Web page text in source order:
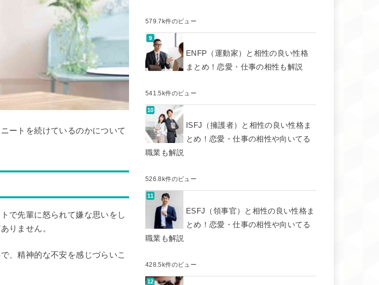
ートを続けているのかについて
で先輩に怒られて嫌な思いをし
りません。
、精神的な不安を感じづらいこ
579.7k件のビュー
ENFP（運動家）と相性の良い性格
まとめ！恋愛・仕事の相性も解説
541.5k件のビュー
ISFJ（擁護者）と相性の良い性格ま
とめ！恋愛・仕事の相性や向いてる
職業も解説
526.8k件のビュー
ESFJ（領事官）と相性の良い性格ま
とめ！恋愛・仕事の相性や向いてる
職業も解説
428.5k件のビュー